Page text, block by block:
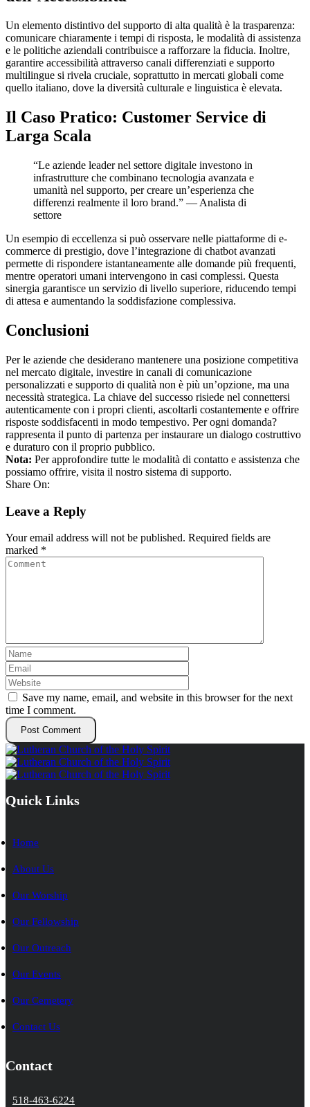
Un elemento distintivo del supporto di alta qualità è la trasparenza:
comunicare chiaramente i tempi di risposta, le modalità di assistenza
e le politiche aziendali contribuisce a rafforzare la fiducia. Inoltre,
garantire accessibilità attraverso canali differenziati e supporto
multilingue si rivela cruciale, soprattutto in mercati globali come
quello italiano, dove la diversità culturale e linguistica è elevata.
Il Caso Pratico: Customer Service di
Larga Scala
“Le aziende leader nel settore digitale investono in
infrastrutture che combinano tecnologia avanzata e
umanità nel supporto, per creare un’esperienza che
differenzi realmente il loro brand.” — Analista di
settore
Un esempio di eccellenza si può osservare nelle piattaforme di e-
commerce di prestigio, dove l’integrazione di chatbot avanzati
permette di rispondere istantaneamente alle domande più frequenti,
mentre operatori umani intervengono in casi complessi. Questa
sinergia garantisce un servizio di livello superiore, riducendo tempi
di attesa e aumentando la soddisfazione complessiva.
Conclusioni
Per le aziende che desiderano mantenere una posizione competitiva
nel mercato digitale, investire in canali di comunicazione
personalizzati e supporto di qualità non è più un’opzione, ma una
necessità strategica. La chiave del successo risiede nel connettersi
autenticamente con i propri clienti, ascoltarli costantemente e offrire
risposte soddisfacenti in modo tempestivo. Per ogni domanda?
rappresenta il punto di partenza per instaurare un dialogo costruttivo
e duraturo con il proprio pubblico.
Nota: Per approfondire tutte le modalità di contatto e assistenza che
possiamo offrire, visita il nostro sistema di supporto.
Share On:
Leave a Reply
Your email address will not be published. Required fields are
marked *
Save my name, email, and website in this browser for the next
time I comment.
Quick Links
Home
About Us
Our Worship
Our Fellowship
Our Outreach
Our Events
Our Cemetery
Contact Us
Contact
518-463-6224